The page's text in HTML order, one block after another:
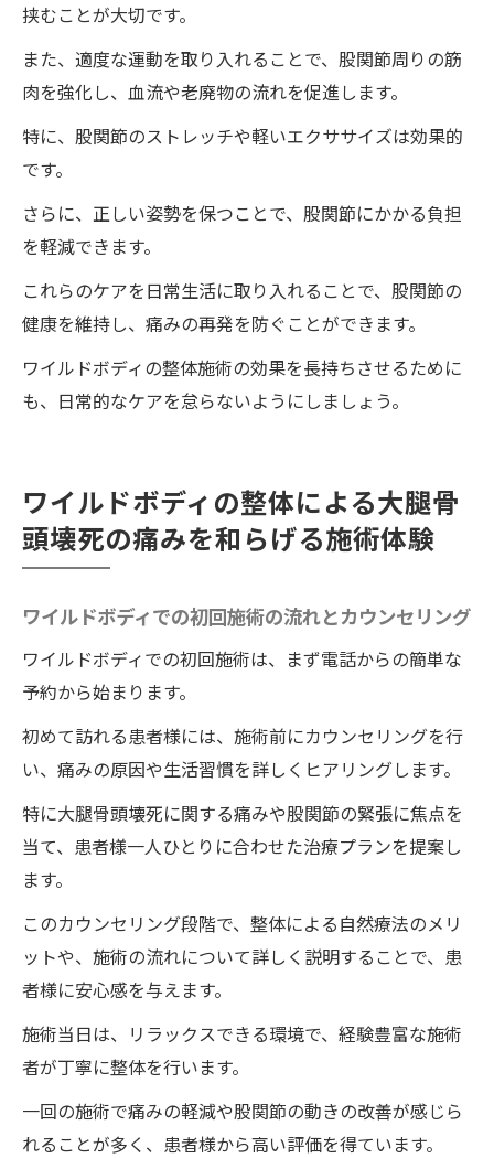
挟むことが大切です。
また、適度な運動を取り入れることで、股関節周りの筋
肉を強化し、血流や老廃物の流れを促進します。
特に、股関節のストレッチや軽いエクササイズは効果的
です。
さらに、正しい姿勢を保つことで、股関節にかかる負担
を軽減できます。
これらのケアを日常生活に取り入れることで、股関節の
健康を維持し、痛みの再発を防ぐことができます。
ワイルドボディの整体施術の効果を長持ちさせるために
も、日常的なケアを怠らないようにしましょう。
ワイルドボディの整体による大腿骨
頭壊死の痛みを和らげる施術体験
ワイルドボディでの初回施術の流れとカウンセリング
ワイルドボディでの初回施術は、まず電話からの簡単な
予約から始まります。
初めて訪れる患者様には、施術前にカウンセリングを行
い、痛みの原因や生活習慣を詳しくヒアリングします。
特に大腿骨頭壊死に関する痛みや股関節の緊張に焦点を
当て、患者様一人ひとりに合わせた治療プランを提案し
ます。
このカウンセリング段階で、整体による自然療法のメリ
ットや、施術の流れについて詳しく説明することで、患
者様に安心感を与えます。
施術当日は、リラックスできる環境で、経験豊富な施術
者が丁寧に整体を行います。
一回の施術で痛みの軽減や股関節の動きの改善が感じら
れることが多く、患者様から高い評価を得ています。